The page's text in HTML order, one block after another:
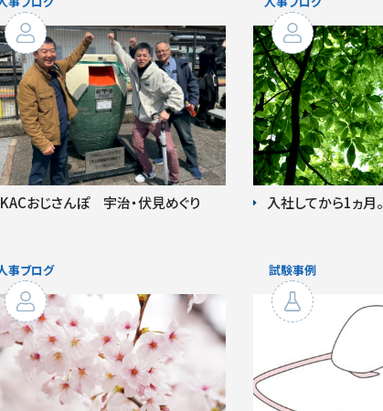
KACおじさんぽ 宇治・伏見めぐり 入社してから1ヵ月。